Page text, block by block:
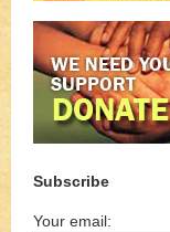
Subscribe
Your email: